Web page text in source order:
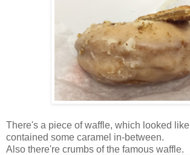
There's a piece of waffle, which looked like
contained some caramel in-between.
Also there're crumbs of the famous waffle.